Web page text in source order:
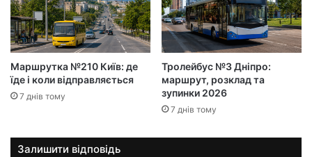
Маршрутка №210 Київ: де
їде і коли відправляється
7 днів тому
Тролейбус №3 Дніпро:
маршрут, розклад та
зупинки 2026
7 днів тому
Залишити відповідь